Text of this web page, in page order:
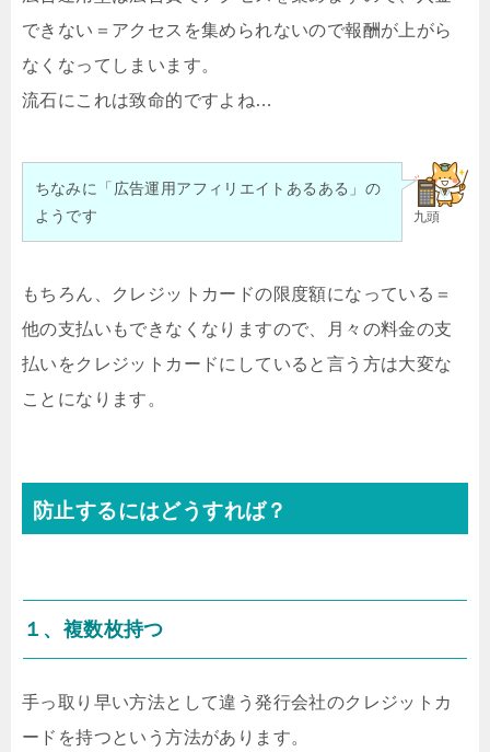
できない＝アクセスを集められないので報酬が上がら
なくなってしまいます。
流石にこれは致命的ですよね…
九頭
ちなみに「広告運用アフィリエイトあるある」の
ようです
もちろん、クレジットカードの限度額になっている＝
他の支払いもできなくなりますので、月々の料金の支
払いをクレジットカードにしていると言う方は大変な
ことになります。
防止するにはどうすれば？
１、複数枚持つ
手っ取り早い方法として違う発行会社のクレジットカ
ードを持つという方法があります。